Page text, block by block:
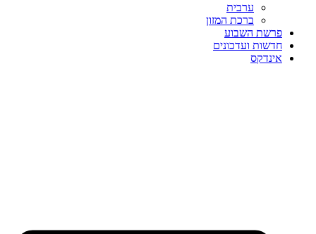
ערבית
ברכת המזון
פרשת השבוע
חדשות ועדכונים
אינדקס